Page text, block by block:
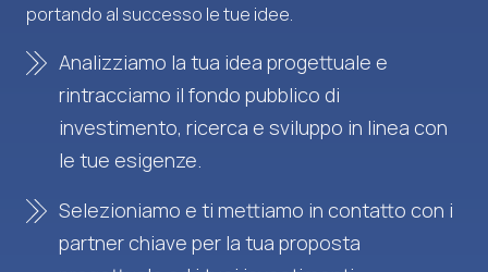
portando al successo le tue idee.
Analizziamo la tua idea progettuale e
rintracciamo il fondo pubblico di
investimento, ricerca e sviluppo in linea con
le tue esigenze.
Selezioniamo e ti mettiamo in contatto con i
partner chiave per la tua proposta